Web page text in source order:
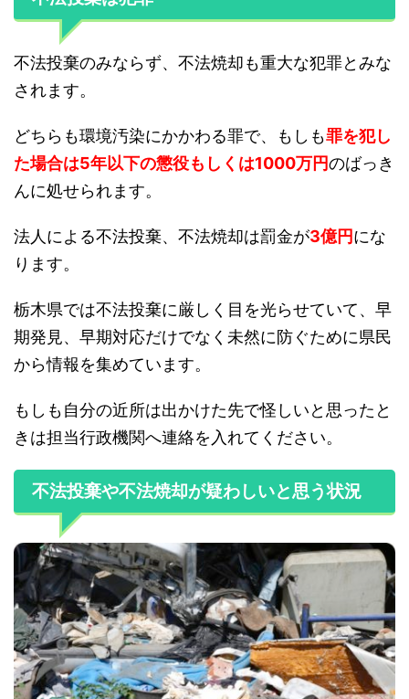
不法投棄のみならず、不法焼却も重大な犯罪とみな
されます。
どちらも環境汚染にかかわる罪で、もしも罪を犯し
た場合は5年以下の懲役もしくは1000万円のばっき
んに処せられます。
法人による不法投棄、不法焼却は罰金が3億円にな
ります。
栃木県では不法投棄に厳しく目を光らせていて、早
期発見、早期対応だけでなく未然に防ぐために県民
から情報を集めています。
もしも自分の近所は出かけた先で怪しいと思ったと
きは担当行政機関へ連絡を入れてください。
不法投棄や不法焼却が疑わしいと思う状況